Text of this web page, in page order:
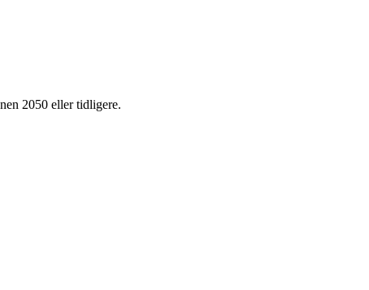
2050 eller tidligere.